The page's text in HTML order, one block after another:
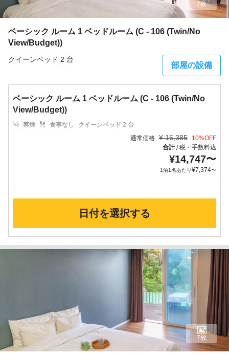
ベーシック ルーム 1 ベッドルーム (C - 106 (Twin/No
View/Budget))
クイーンベッド 2 台
部屋の設備
7枚
ベーシック ルーム 1 ベッドルーム (C - 106 (Twin/No
View/Budget))
禁煙 食事なし
クイーンベッド 2 台
通常価格 ¥ 16,385 10%OFF
合計/税・手数料込
¥14,747〜
1泊1名あたり¥7,374〜
日付を選択する
7枚